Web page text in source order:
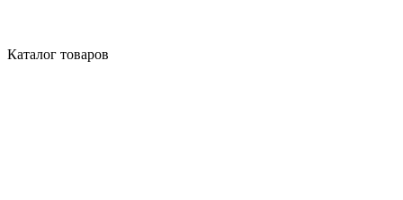
Каталог товаров